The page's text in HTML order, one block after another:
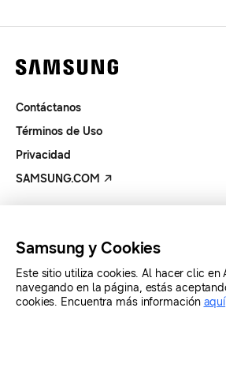
Contáctanos
Términos de Uso
Privacidad
SAMSUNG.COM
Samsung y Cookies
Este sitio utiliza cookies. Al hacer clic en
navegando en la página, estás
cookies. Encuentra más información aquí